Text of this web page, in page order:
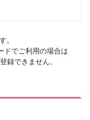
。
ドでご利用の場合は
録できません。